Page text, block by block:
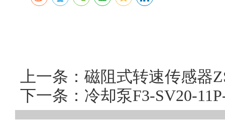
上一条：磁阻式转速传感器
下一条：冷却泵F3-SV20-